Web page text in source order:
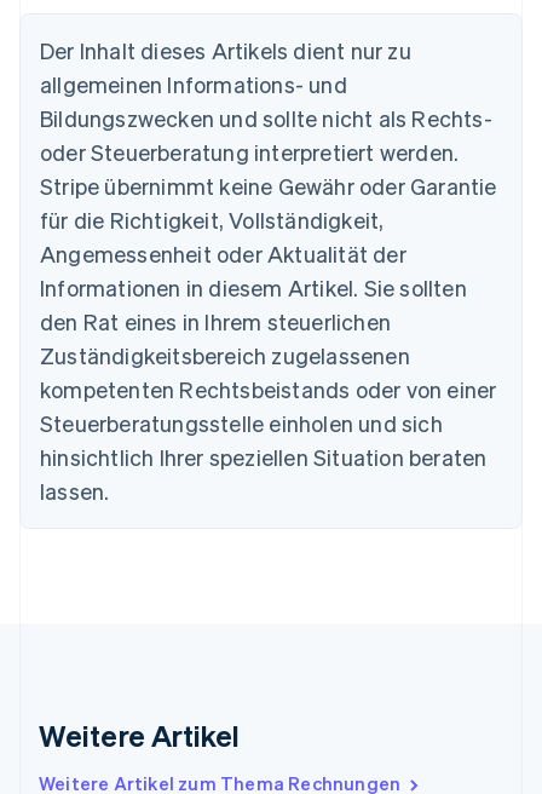
Der Inhalt dieses Artikels dient nur zu
allgemeinen Informations- und
Bildungszwecken und sollte nicht als Rechts-
oder Steuerberatung interpretiert werden.
Stripe übernimmt keine Gewähr oder Garantie
für die Richtigkeit, Vollständigkeit,
Angemessenheit oder Aktualität der
Informationen in diesem Artikel. Sie sollten
den Rat eines in Ihrem steuerlichen
Zuständigkeitsbereich zugelassenen
kompetenten Rechtsbeistands oder von einer
Steuerberatungsstelle einholen und sich
hinsichtlich Ihrer speziellen Situation beraten
lassen.
Weitere Artikel
Weitere Artikel zum Thema Rechnungen
Australien
English
Belgien
NederlandsFrançais DeutschEnglish
Brasilien
Bulgarien
English
Dänemark
English
Deutschland
DeutschEnglish
English
Festlandchina
Indien